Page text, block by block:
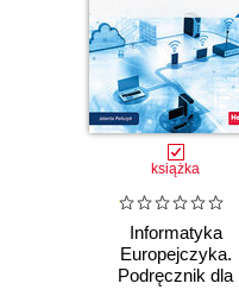
książka
Informatyka
Europejczyka.
Podręcznik dla